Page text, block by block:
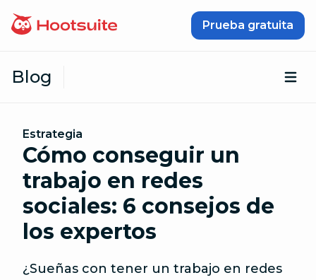
Prueba gratuita
Blog
Estrategia
Cómo conseguir un
trabajo en redes
sociales: 6 consejos de
los expertos
¿Sueñas con tener un trabajo en redes